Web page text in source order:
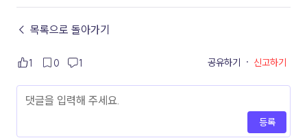
← 목록으로 돌아가기
1 0 1 공유하기 · 신고하기
등록